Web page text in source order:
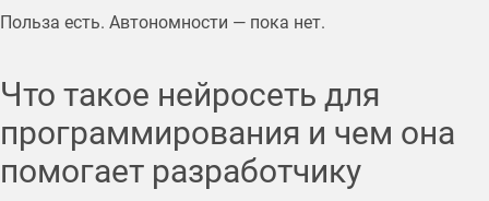
Польза есть. Автономности — пока нет.
Что такое нейросеть для
программирования и чем она
помогает разработчику